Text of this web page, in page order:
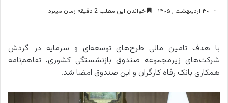
۳۰ اردیبهشت , ۱۴۰۵ خواندن این مطلب 2 دقیقه زمان میبرد
با هدف تامین مالی طرح‌های توسعه‌ای و سرمایه در گردش
شرکت‌های زیرمجموعه صندوق بازنشستگی کشوری، تفاهم‌نامه
همکاری بانک رفاه کارگران و این صندوق امضا شد.